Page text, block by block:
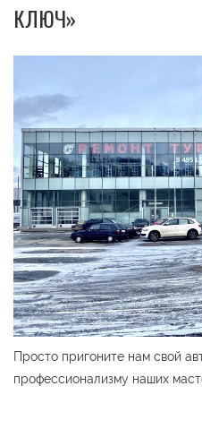
КЛЮЧ»
Просто пригоните нам свой
профессионализму наших